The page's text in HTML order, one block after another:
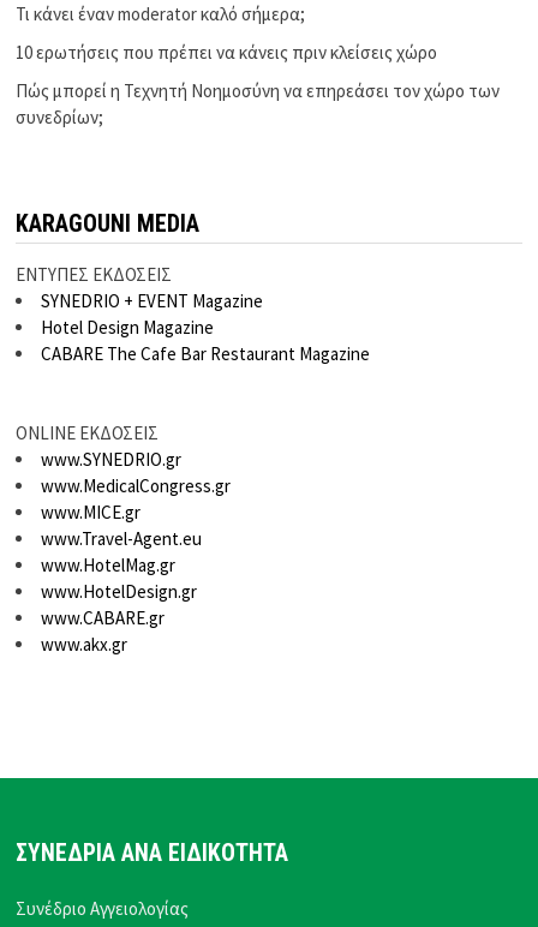
Τι κάνει έναν moderator καλό σήμερα;
10 ερωτήσεις που πρέπει να κάνεις πριν κλείσεις χώρο
Πώς μπορεί η Τεχνητή Νοημοσύνη να επηρεάσει τον χώρο των
συνεδρίων;
KARAGOUNI MEDIA
ΕΝΤΥΠΕΣ ΕΚΔΟΣΕΙΣ
SYNEDRIO + EVENT Magazine
Hotel Design Magazine
CABARE The Cafe Bar Restaurant Magazine
ONLINE ΕΚΔΟΣΕΙΣ
www.SYNEDRIO.gr
www.MedicalCongress.gr
www.MICE.gr
www.Travel-Agent.eu
www.HotelMag.gr
www.HotelDesign.gr
www.CABARE.gr
www.akx.gr
ΣΥΝΕΔΡΙΑ ΑΝΑ ΕΙΔΙΚΟΤΗΤΑ
Συνέδριο Αγγειολογίας